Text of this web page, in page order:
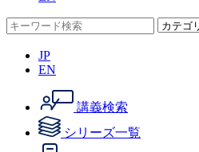
JP
EN
講義検索
シリーズ一覧